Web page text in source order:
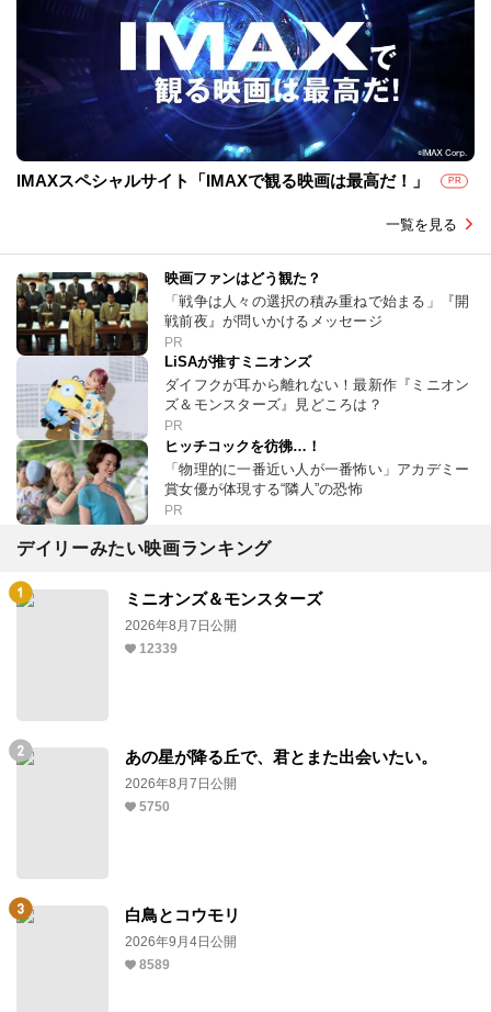
IMAXスペシャルサイト「IMAXで観る映画は最高だ！」 PR
一覧を見る
映画ファンはどう観た？
「戦争は人々の選択の積み重ねで始まる」『開
戦前夜』が問いかけるメッセージ
PR
LiSAが推すミニオンズ
ダイフクが耳から離れない！最新作『ミニオン
ズ＆モンスターズ』見どころは？
PR
ヒッチコックを彷彿…！
「物理的に一番近い人が一番怖い」アカデミー
賞女優が体現する“隣人”の恐怖
PR
デイリーみたい映画ランキング
ミニオンズ＆モンスターズ
2026年8月7日公開
12339
あの星が降る丘で、君とまた出会いたい。
2026年8月7日公開
5750
白鳥とコウモリ
2026年9月4日公開
8589